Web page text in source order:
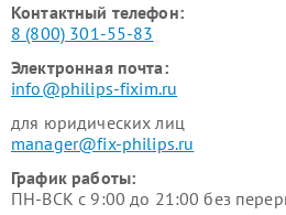
Контактный телефон:
8 (800) 301-55-83
Электронная почта:
info@philips-fixim.ru
для юридических лиц
manager@fix-philips.ru
График работы:
ПН-ВСК с 9:00 до 21:00 без